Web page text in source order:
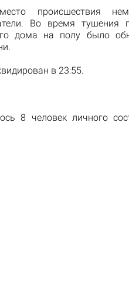
происшествия
Во время тушения
дома на полу было
в 23:55.
8 человек личного